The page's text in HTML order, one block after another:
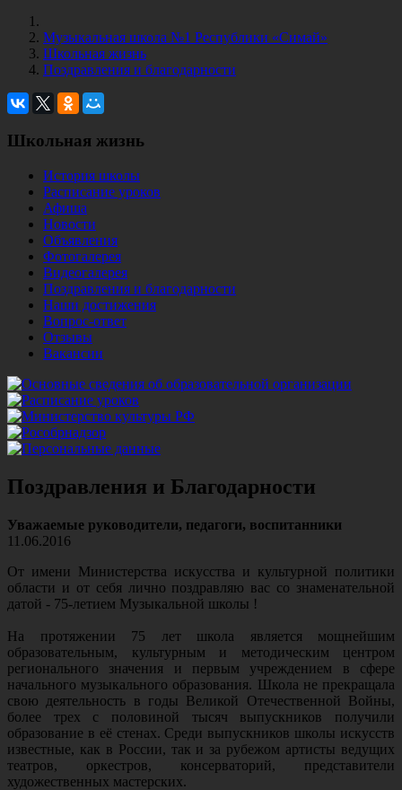
Музыкальная школа №1 Республики «Симай»
Школьная жизнь
Поздравления и благодарности
Школьная жизнь
История школы
Расписание уроков
Афиша
Новости
Объявления
Фотогалерея
Видеогалерея
Поздравления и благодарности
Наши достижения
Вопрос-ответ
Отзывы
Вакансии
Поздравления и Благодарности
Уважаемые руководители, педагоги, воспитанники
11.06.2016
От имени Министерства искусства и культурной политики
области и от себя лично поздравляю вас со знаменательной
датой - 75-летием Музыкальной школы !
На протяжении 75 лет школа является мощнейшим
образовательным, культурным и методическим центром
регионального значения и первым учреждением в сфере
начального музыкального образования. Школа не прекращала
свою деятельность в годы Великой Отечественной Войны,
более трех с половиной тысяч выпускников получили
образование в её стенах. Среди выпускников школы искусств
известные, как в России, так и за рубежом артисты ведущих
театров, оркестров, консерваторий, представители
художественных мастерских.